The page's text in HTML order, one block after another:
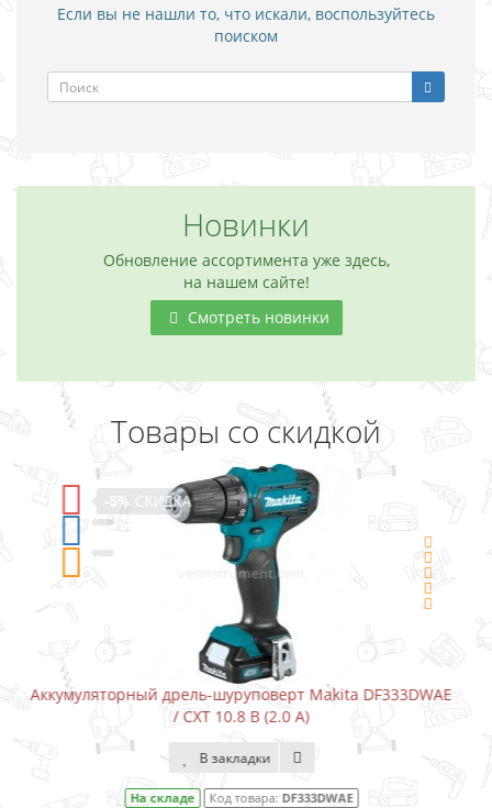
Если вы не нашли то, что искали, воспользуйтесь
поиском
Новинки
Обновление ассортимента уже здесь,
на нашем сайте!
Смотреть новинки
Товары со скидкой
-5%СКИДКА
Аккумуляторный шуруповерт-отвертка Makita
В закладки
На складе Код товара:DF001DW